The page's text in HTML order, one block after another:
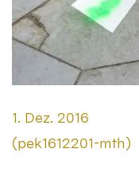
Datum:
1. Dez. 2016
Von:
(pek1612201-mth)